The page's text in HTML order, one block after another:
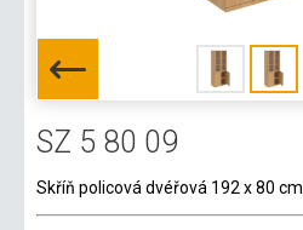
SZ 5 80 09
Skříň policová dvéřová 192 x 80 cm